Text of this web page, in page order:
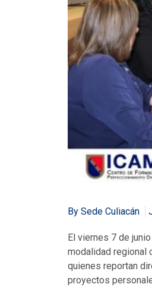
By Sede Culiacán
El viernes 7 de
modalidad regional
quienes reportan
proyectos